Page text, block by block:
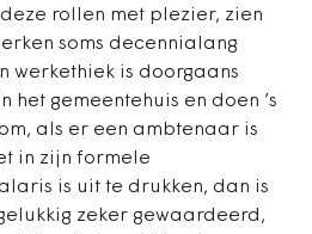
rollen met plezier, zien
soms decennialang
werkethiek is doorgaans
het gemeentehuis en doen ’s
als er een ambtenaar is
in zijn formele
is uit te drukken, dan is
zeker gewaardeerd,